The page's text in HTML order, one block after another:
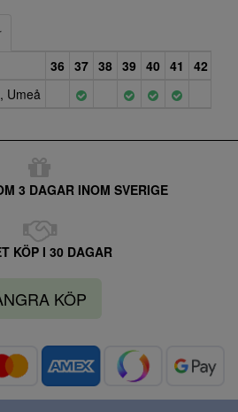
36 37 38 39 40 41
42
Umeå
3 DAGAR INOM SVERIGE
KÖP I 30 DAGAR
KÖP